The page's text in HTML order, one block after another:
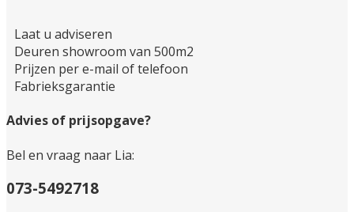
Laat u adviseren
Deuren showroom van 500m2
Prijzen per e-mail of telefoon
Fabrieksgarantie
Advies of prijsopgave?
Bel en vraag naar Lia:
073-5492718